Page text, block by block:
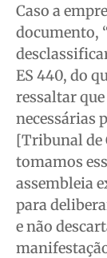
Caso a
documento,
ES 440, do
ressaltar
necessárias
[Tribunal de
tomamos
assembleia
para
e não